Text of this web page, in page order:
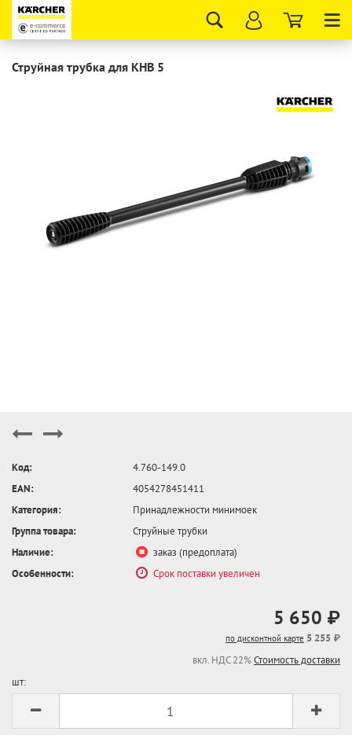
Струйная трубка для KHB 5
Код:
4.760-149.0
EAN:
4054278451411
Категория:
Принадлежности минимоек
Группа товара:
Струйные трубки
Наличие:
заказ (предоплата)
Особенности:
Срок поставки увеличен
5 650 ₽
по дисконтной карте 5 255 ₽
вкл. НДС 22%Стоимость доставки
шт: